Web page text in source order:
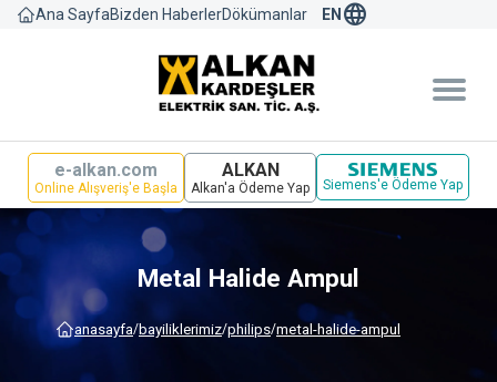
Ana SayfaBizden HaberlerDökümanlar EN language
e-alkan.com
Online Alışveriş'e Başla
ALKAN
Alkan'a Ödeme Yap Siemens'e Ödeme Yap
Metal Halide Ampul
anasayfa/bayi̇li̇kleri̇mi̇z/philips/metal-halide-ampul